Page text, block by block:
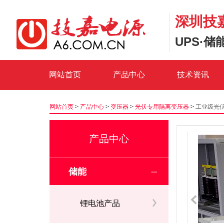
深圳技
UPS·储
网站首页 产品中心 技术资讯
网站首页 > 产品中心 > 变压器 > 光伏专用隔离变压器 > 工业级光
产品中心
储能
锂电池产品